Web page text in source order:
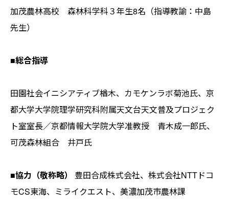
加茂農林高校 森林科学科３年生8名（指導教諭：中島
先生）
■総合指導
田園社会イニシアティブ楢木、カモケンラボ菊池氏、京
都大学大学院理学研究科附属天文台天文普及プロジェク
ト室室長／京都情報大学院大学准教授 青木成一郎氏、
可茂森林組合 井戸氏
■協力（敬称略）
豊田合成株式会社、株式会社NTTドコ
モCS東海、ミライクエスト、美濃加茂市農林課